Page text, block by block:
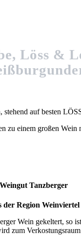
Löss &
auf besten
einem großen Wein
Weingut Tanzberger
der Region Weinviertel
Wein gekeltert, so
zum